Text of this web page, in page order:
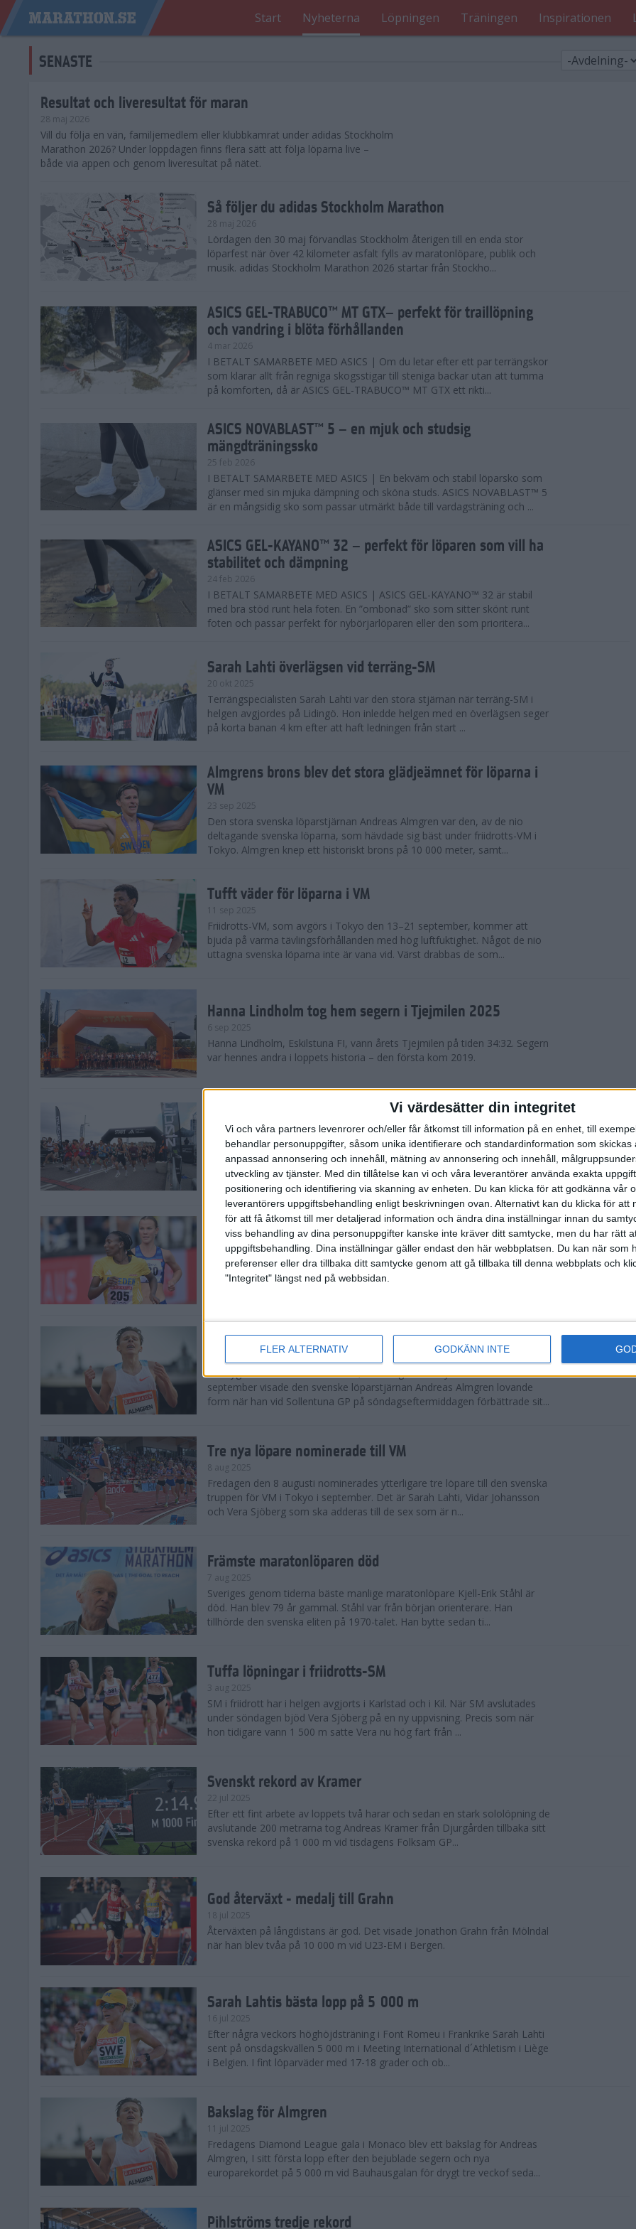
Vi värdesätter din integritet
Vi och våra partners levenrorer och/eller får åtkomst till information på en enhet, till
behandlar personuppgifter, såsom unika identifierare och standardinformation som skickas
anpassad annonsering och innehåll, mätning av annonsering och innehåll,
utveckling av tjänster. Med din tillåtelse kan vi och våra leverantörer använda exakta
positionering och identifiering via skanning av enheten. Du kan klicka för att godkänna vår
leverantörers uppgiftsbehandling enligt beskrivningen ovan. Alternativt kan du klicka för att
för att få åtkomst till mer detaljerad information och ändra dina inställningar innan du
viss behandling av dina personuppgifter kanske inte kräver ditt samtycke, men du har rätt
uppgiftsbehandling. Dina inställningar gäller endast den här webbplatsen. Du kan när som
preferenser eller dra tillbaka ditt samtycke genom att gå tillbaka till denna webbplats och
"Integritet" längst ned på webbsidan.
FLER ALTERNATIV GODKÄNN INTE
Start Nyheterna Löpningen Träningen Inspirationen
SENASTE
Resultat och liveresultat för maran
28 maj 2026
​Vill du följa en vän, familjemedlem eller klubbkamrat under adidas Stockholm
Marathon 2026? Under loppdagen finns flera sätt att följa löparna live –
både via appen och genom liveresultat på nätet.
Så följer du adidas Stockholm Marathon
28 maj 2026
Lördagen den 30 maj förvandlas Stockholm återigen till en enda stor
löparfest när över 42 kilometer asfalt fylls av maratonlöpare, publik och
musik. adidas Stockholm Marathon 2026 startar från Stockho...
ASICS GEL-TRABUCO™ MT GTX– perfekt för traillöpning
och vandring i blöta förhållanden
4 mar 2026
I BETALT SAMARBETE MED ASICS | Om du letar efter ett par terrängskor
som klarar allt från regniga skogsstigar till steniga backar utan att tumma
på komforten, då är ASICS GEL-TRABUCO™ MT GTX ett rikti...
ASICS NOVABLAST™ 5 – en mjuk och studsig
mängdträningssko
25 feb 2026
I BETALT SAMARBETE MED ASICS | En bekväm och stabil löparsko som
glänser med sin mjuka dämpning och sköna studs. ASICS NOVABLAST™ 5
är en mångsidig sko som passar utmärkt både till vardagsträning och ...
ASICS GEL-KAYANO™ 32 – perfekt för löparen som vill ha
stabilitet och dämpning
24 feb 2026
I BETALT SAMARBETE MED ASICS | ASICS GEL-KAYANO™ 32 är stabil
med bra stöd runt hela foten. En ”ombonad” sko som sitter skönt runt
foten och passar perfekt för nybörjarlöparen eller den som prioritera...
Sarah Lahti överlägsen vid terräng-SM
20 okt 2025
Terrängspecialisten Sarah Lahti var den stora stjärnan när terräng-SM i
helgen avgjordes på Lidingö. Hon inledde helgen med en överlägsen seger
på korta banan 4 km efter att haft ledningen från start ...
Almgrens brons blev det stora glädjeämnet för löparna i
VM
23 sep 2025
Den stora svenska löparstjärnan Andreas Almgren var den, av de nio
deltagande svenska löparna, som hävdade sig bäst under friidrotts-VM i
Tokyo. Almgren knep ett historiskt brons på 10 000 meter, samt...
Tufft väder för löparna i VM
11 sep 2025
Friidrotts-VM, som avgörs i Tokyo den 13–21 september, kommer att
bjuda på varma tävlingsförhållanden med hög luftfuktighet. Något de nio
uttagna svenska löparna inte är vana vid. Värst drabbas de som...
Hanna Lindholm tog hem segern i Tjejmilen 2025
6 sep 2025
Hanna Lindholm, Eskilstuna FI, vann årets Tjejmilen på tiden 34:32. Segern
var hennes andra i loppets historia – den första kom 2019.
Snabbaste segertiden på 12 år i rekordstort adidas
Stockholm Halvmaraton
30 aug 2025
Ett slutsålt och rekordstort adidas Stockholm Halvmaraton avgjordes i
nästintill perfekt löparväder. 18 grader, mulet och väldigt lite vind. Totalt
var 19,866 löpare anmälda, varav 15,807 kom till sta...
Löparna viktiga när Sverige vann Finnkampen
26 aug 2025
Den hundrade upplagan av Finnkampen, världens äldsta och största
landskamp i friidrott, avgjordes inför fullsatta läktare på Stockholms
Svenskt rekord när Almgren testade VM-formen
En dryg månad före friidrotts-VM, som avgörs i Tokyo den 13-21
september visade den svenske löparstjärnan Andreas Almgren lovande
form när han vid Sollentuna GP på söndagseftermiddagen förbättrade sit...
Tre nya löpare nominerade till VM
8 aug 2025
Fredagen den 8 augusti nominerades ytterligare tre löpare till den svenska
truppen för VM i Tokyo i september. Det är Sarah Lahti, Vidar Johansson
och Vera Sjöberg som ska adderas till de sex som är n...
Främste maratonlöparen död
7 aug 2025
Sveriges genom tiderna bäste manlige maratonlöpare Kjell-Erik Ståhl är
död. Han blev 79 år gammal. Ståhl var från början orienterare. Han
tillhörde den svenska eliten på 1970-talet. Han bytte sedan ti...
Tuffa löpningar i friidrotts-SM
3 aug 2025
SM i friidrott har i helgen avgjorts i Karlstad och i Kil. När SM avslutades
under söndagen bjöd Vera Sjöberg på en ny uppvisning. Precis som när
hon tidigare vann 1 500 m satte Vera nu hög fart från ...
Svenskt rekord av Kramer
22 jul 2025
Efter ett fint arbete av loppets två harar och sedan en stark sololöpning de
avslutande 200 metrarna tog Andreas Kramer från Djurgården tillbaka sitt
svenska rekord på 1 000 m vid tisdagens Folksam GP...
God återväxt - medalj till Grahn
18 jul 2025
Återväxten på långdistans är god. Det visade Jonathon Grahn från Mölndal
när han blev tvåa på 10 000 m vid U23-EM i Bergen.
Sarah Lahtis bästa lopp på 5 000 m
16 jul 2025
Efter några veckors höghöjdsträning i Font Romeu i Frankrike Sarah Lahti
sent på onsdagskvällen 5 000 m i Meeting International d´Athletism i Liège
i Belgien. I fint löparväder med 17-18 grader och ob...
Bakslag för Almgren
11 jul 2025
Fredagens Diamond League gala i Monaco blev ett bakslag för Andreas
Almgren, I sitt första lopp efter den bejublade segern och nya
europarekordet på 5 000 m vid Bauhausgalan för drygt tre veckof seda...
Pihlströms tredje rekord